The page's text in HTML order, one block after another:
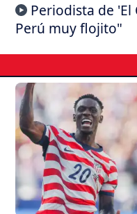
Periodista de
Perú muy flojito"